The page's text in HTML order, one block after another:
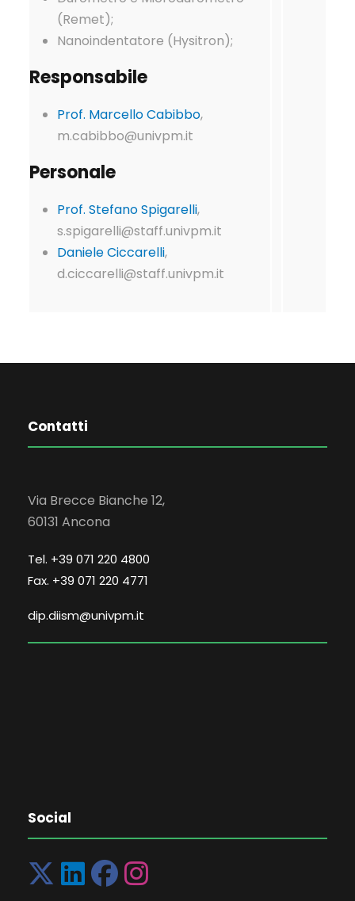
(Remet);
Nanoindentatore (Hysitron);
Responsabile
Prof. Marcello Cabibbo,
m.cabibbo@univpm.it
Personale
Prof. Stefano Spigarelli,
s.spigarelli@staff.univpm.it
Daniele Ciccarelli,
d.ciccarelli@staff.univpm.it
Contatti
Via Brecce Bianche 12,
60131 Ancona
Tel. +39 071 220 4800
Fax. +39 071 220 4771
dip.diism@univpm.it
Social